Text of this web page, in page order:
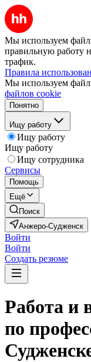
Мы используем
правильную работу
трафик.
Правила
Мы используем
файлов cookie
Понятно
Ищу работу
Ищу работу
Ищу работу
Ищу сотрудника
Сервисы
Помощь
Ещё
Поиск
Анжеро-Судженск
Войти
Войти
Создать резюме
Работа и
по